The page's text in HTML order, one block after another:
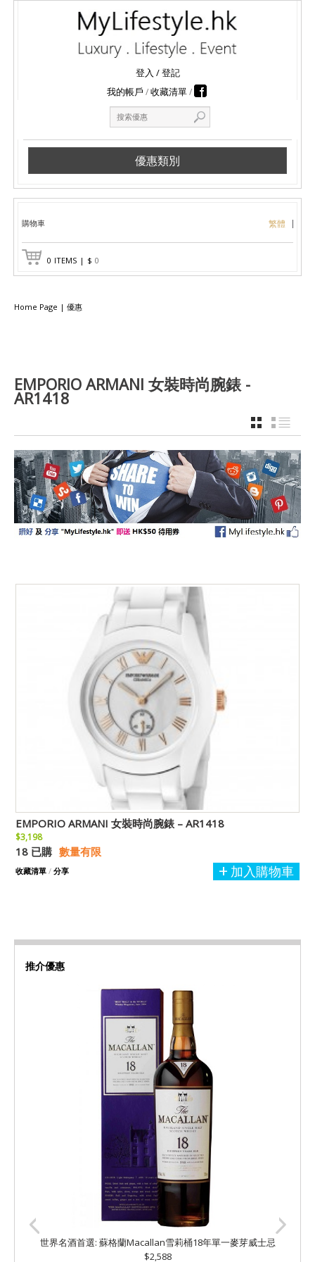
登入 /登記
我的帳戶
收藏清單
優惠類別
購物車 繁體
0 ITEMS | $ 0
Home Page | 優惠
EMPORIO ARMANI 女裝時尚腕錶 -
AR1418
GRID
EMPORIO ARMANI 女裝時尚腕錶 – AR1418
$3,198
18 已購 數量有限
加入購物車
收藏清單 / 分享
推介優惠
世界名酒首選: 蘇格蘭Macallan雪莉桶18年單一麥芽威士忌
$2,588